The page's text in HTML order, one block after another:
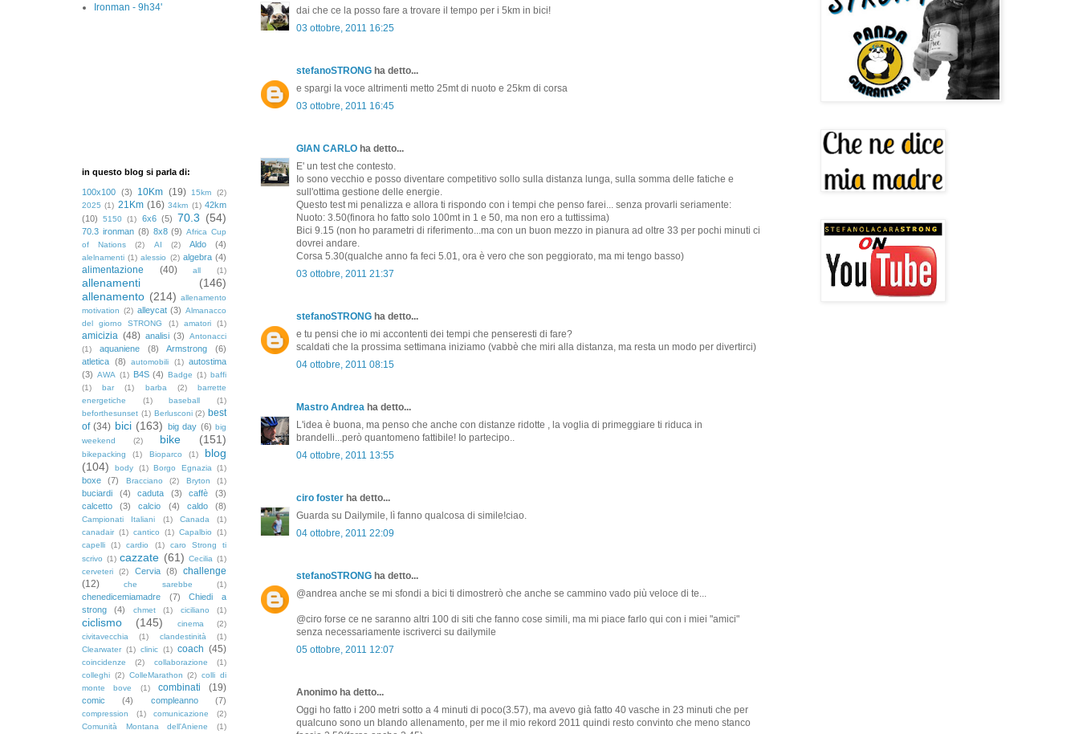
dai che ce la posso fare a trovare il tempo per i 5km in bici!
03 ottobre, 2011 16:25
stefanoSTRONG ha detto...
e spargi la voce altrimenti metto 25mt di nuoto e 25km di corsa
03 ottobre, 2011 16:45
GIAN CARLO ha detto...
E' un test che contesto.
Io sono vecchio e posso diventare competitivo sollo sulla distanza lunga, sulla somma delle fatiche e
sull'ottima gestione delle energie.
Questo test mi penalizza e allora ti rispondo con i tempi che penso farei... senza provarli seriamente:
Nuoto: 3.50(finora ho fatto solo 100mt in 1 e 50, ma non ero a tuttissima)
Bici 9.15 (non ho parametri di riferimento...ma con un buon mezzo in pianura ad oltre 33 per pochi minuti ci
dovrei andare.
Corsa 5.30(qualche anno fa feci 5.01, ora è vero che son peggiorato, ma mi tengo basso)
03 ottobre, 2011 21:37
stefanoSTRONG ha detto...
e tu pensi che io mi accontenti dei tempi che penseresti di fare?
scaldati che la prossima settimana iniziamo (vabbè che miri alla distanza, ma resta un modo per divertirci)
04 ottobre, 2011 08:15
Mastro Andrea ha detto...
L'idea è buona, ma penso che anche con distanze ridotte , la voglia di primeggiare ti riduca in
brandelli...però quantomeno fattibile! Io partecipo..
04 ottobre, 2011 13:55
ciro foster ha detto...
Guarda su Dailymile, lì fanno qualcosa di simile!ciao.
04 ottobre, 2011 22:09
stefanoSTRONG ha detto...
@andrea anche se mi sfondi a bici ti dimostrerò che anche se cammino vado più veloce di te...
@ciro forse ce ne saranno altri 100 di siti che fanno cose simili, ma mi piace farlo qui con i miei "amici"
senza necessariamente iscriverci su dailymile
05 ottobre, 2011 12:07
Anonimo ha detto...
Oggi ho fatto i 200 metri sotto a 4 minuti di poco(3.57), ma avevo già fatto 40 vasche in 23 minuti che per
qualcuno sono un blando allenamento, per me il mio rekord 2011 quindi resto convinto che meno stanco
Ironman - 9h34'
in questo blog si parla di:
100x100 (3) 10Km (19) 15km
(2)
2025 (1) 21Km (16) 34km (1) 42km
(10)
5150 (1) 6x6 (5) 70.3 (54)
70.3 ironman (8) 8x8 (9) Africa Cup
of Nations
(2) AI (2) Aldo (4)
alelnamenti (1) alessio (2) algebra (4)
alimentazione (40) all (1)
allenamenti
(146)
allenamento (214) allenamento
motivation (2) alleycat (3) Almanacco
del giorno STRONG
(1) amatori (1)
amicizia (48) analisi (3)
Antonacci
(1)
aquaniene (8) Armstrong
(6)
atletica (8) automobili (1) autostima
(3) AWA (1) B4S (4) Badge (1) baffi
(1)
bar (1) barba (2)
barrette
energetiche
(1) baseball
(1)
beforthesunset (1) Berlusconi (2) best
of (34) bici (163) big day (6) big
weekend
(2) bike (151)
bikepacking (1) Bioparco (1)
blog
(104)
body (1) Borgo Egnazia (1)
boxe (7) Bracciano (2) Bryton (1)
buciardi (4) caduta (3) caffè
(3)
calcetto
(3) calcio (4) caldo (8)
Campionati Italiani (1) Canada
(1)
canadair (1) cantico (1) Capalbio
(1)
capelli
(1) cardio (1)
caro Strong ti
scrivo (1) cazzate (61) Cecilia (1)
cerveteri
(2) Cervia (8)
challenge
(12)
che sarebbe (1)
chenedicemiamadre (7)
Chiedi a
strong
(4) chmet (1) ciciliano (1)
ciclismo (145) cinema
(2)
civitavecchia
(1) clandestinità
(1)
Clearwater (1) clinic (1) coach (45)
coincidenze (2) collaborazione
(1)
colleghi (2) ColleMarathon (2) colli di
monte bove
(1) combinati (19)
comic (4) compleanno (7)
compression (1) comunicazione
(2)
Comunità Montana dell'Aniene
(1)